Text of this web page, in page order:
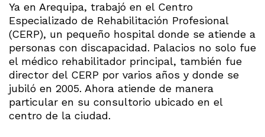
Ya en Arequipa, trabajó en el Centro
Especializado de Rehabilitación Profesional
(CERP), un pequeño hospital donde se atiende a
personas con discapacidad. Palacios no solo fue
el médico rehabilitador principal, también fue
director del CERP por varios años y donde se
jubiló en 2005. Ahora atiende de manera
particular en su consultorio ubicado en el
centro de la ciudad.